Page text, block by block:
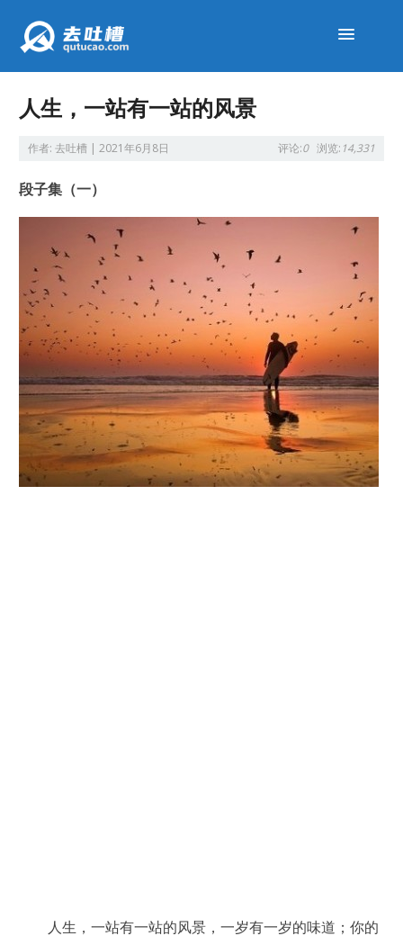
人生，一站有一站的风景
作者:去吐槽 |2021年6月8日 评论:0 浏览: 14,331
段子集（一）
人生，一站有一站的风景，一岁有一岁的味道；你的